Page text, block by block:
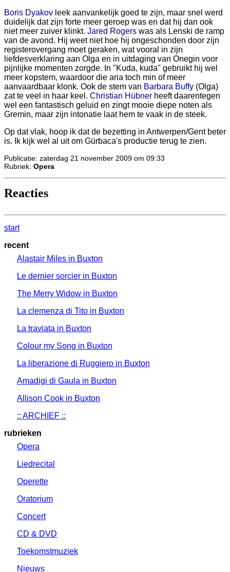
Boris Dyakov leek aanvankelijk goed te zijn, maar snel werd
duidelijk dat zijn forte meer geroep was en dat hij dan ook
niet meer zuiver klinkt. Jared Rogers was als Lenski de ramp
van de avond. Hij weet niet hoe hij ongeschonden door zijn
registerovergang moet geraken, wat vooral in zijn
liefdesverklaring aan Olga en in uitdaging van Onegin voor
pijnlijke momenten zorgde. In "Kuda, kuda" gebruikt hij wel
meer kopstem, waardoor die aria toch min of meer
aanvaardbaar klonk. Ook de stem van Barbara Buffy (Olga)
zat te veel in haar keel. Christian Hübner heeft daarentegen
wel een fantastisch geluid en zingt mooie diepe noten als
Gremin, maar zijn intonatie laat hem te vaak in de steek.
Op dat vlak, hoop ik dat de bezetting in Antwerpen/Gent beter
is. Ik kijk wel al uit om Gürbaca's productie terug te zien.
Publicatie: zaterdag 21 november 2009 om 09:33
Rubriek: Opera
Reacties
start
recent
Alastair Miles in Buxton
Le dernier sorcier in Buxton
The Merry Widow in Buxton
La clemenza di Tito in Buxton
La traviata in Buxton
Colour my Song in Buxton
La liberazione di Ruggiero in Buxton
Amadigi di Gaula in Buxton
Allison Cook in Buxton
:: ARCHIEF ::
rubrieken
Opera
Liedrecital
Operette
Oratorium
Concert
CD & DVD
Toekomstmuziek
Nieuws